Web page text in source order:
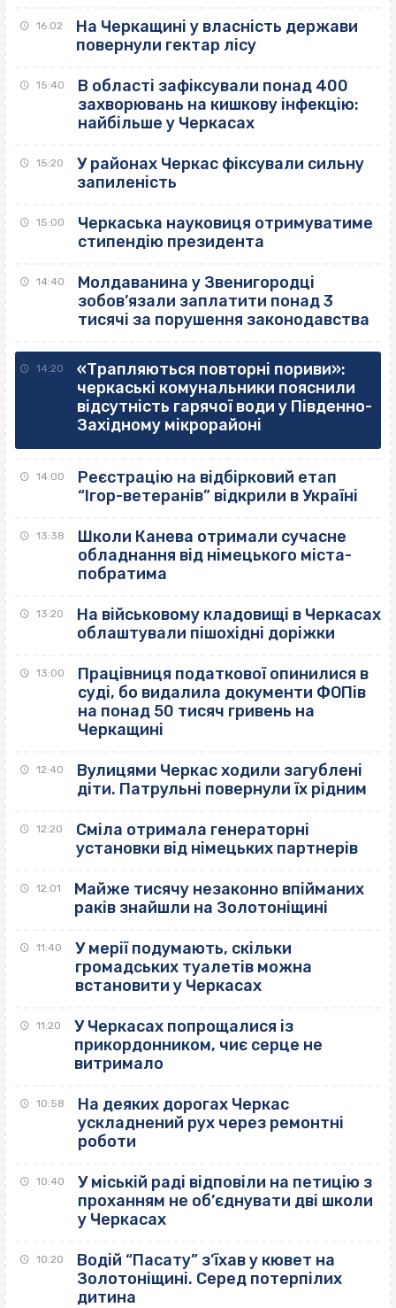
16:02
На Черкащині у власність держави
повернули гектар лісу
15:40
В області зафіксували понад 400
захворювань на кишкову інфекцію:
найбільше у Черкасах
15:20
У районах Черкас фіксували сильну
запиленість
15:00
Черкаська науковиця отримуватиме
стипендію президента
14:40
Молдаванина у Звенигородці
зобов’язали заплатити понад 3
тисячі за порушення законодавства
14:20
«Трапляються повторні пориви»:
черкаські комунальники пояснили
відсутність гарячої води у Південно-
Західному мікрорайоні
14:00
Реєстрацію на відбірковий етап
“Ігор-ветеранів” відкрили в Україні
13:38
Школи Канева отримали сучасне
обладнання від німецького міста-
побратима
13:20
На військовому кладовищі в Черкасах
облаштували пішохідні доріжки
13:00
Працівниця податкової опинилися в
суді, бо видалила документи ФОПів
на понад 50 тисяч гривень на
Черкащині
12:40
Вулицями Черкас ходили загублені
діти. Патрульні повернули їх рідним
12:20
Сміла отримала генераторні
установки від німецьких партнерів
12:01
Майже тисячу незаконно впійманих
раків знайшли на Золотоніщині
11:40
У мерії подумають, скільки
громадських туалетів можна
встановити у Черкасах
11:20
У Черкасах попрощалися із
прикордонником, чиє серце не
витримало
10:58
На деяких дорогах Черкас
ускладнений рух через ремонтні
роботи
10:40
У міській раді відповіли на петицію з
проханням не об’єднувати дві школи
у Черкасах
10:20
Водій “Пасату” з’їхав у кювет на
Золотоніщині. Серед потерпілих
дитина